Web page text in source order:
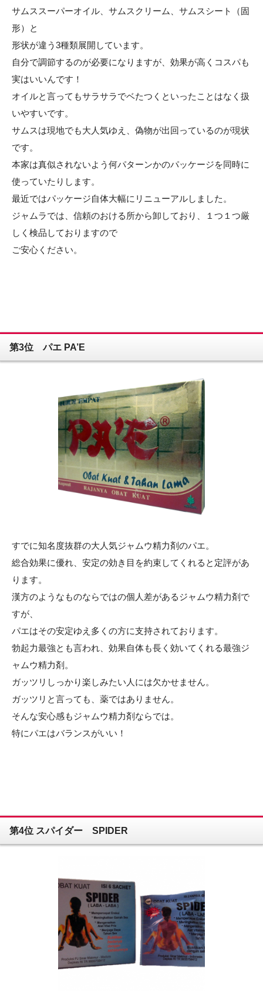
サムススーパーオイル、サムスクリーム、サムスシート（固
形）と
形状が違う3種類展開しています。
自分で調節するのが必要になりますが、効果が高くコスパも
実はいいんです！
オイルと言ってもサラサラでベたつくといったことはなく扱
いやすいです。
サムスは現地でも大人気ゆえ、偽物が出回っているのが現状
です。
本家は真似されないよう何パターンかのパッケージを同時に
使っていたりします。
最近ではパッケージ自体大幅にリニューアルしました。
ジャムラでは、信頼のおける所から卸しており、１つ１つ厳
しく検品しておりますので
ご安心ください。
第3位 パエ PA’E
すでに知名度抜群の大人気ジャムウ精力剤のパエ。
総合効果に優れ、安定の効き目を約束してくれると定評があ
ります。
漢方のようなものならではの個人差があるジャムウ精力剤で
すが、
パエはその安定ゆえ多くの方に支持されております。
勃起力最強とも言われ、効果自体も長く効いてくれる最強ジ
ャムウ精力剤。
ガッツリしっかり楽しみたい人には欠かせません。
ガッツリと言っても、薬ではありません。
そんな安心感もジャムウ精力剤ならでは。
特にパエはバランスがいい！
第4位 スパイダー SPIDER